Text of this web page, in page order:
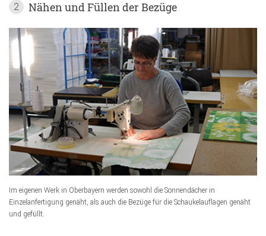
2 Nähen und Füllen der Bezüge
Im eigenen Werk in Oberbayern werden sowohl die Sonnendächer in
Einzelanfertigung genäht, als auch die Bezüge für die Schaukelauflagen genäht
und gefüllt.